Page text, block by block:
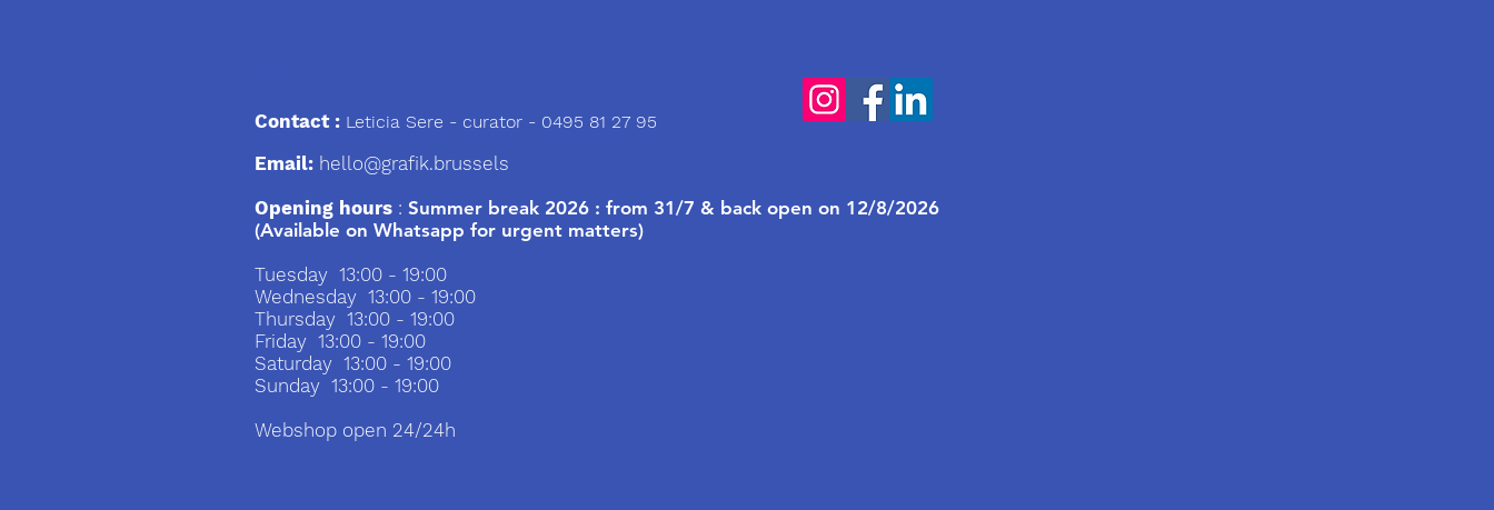
Contact : Leticia Sere - curator - 0495 81 27 95
Email: hello@grafik.brussels
Opening hours : Summer break 2026 : from 31/7 & back open on 12/8/2026
(Available on Whatsapp for urgent matters)
Tuesday 13:00 - 19:00
Wednesday 13:00 - 19:00
Thursday 13:00 - 19:00
Friday 13:00 - 19:00
Saturday 13:00 - 19:00
Sunday 13:00 - 19:00
Webshop open 24/24h